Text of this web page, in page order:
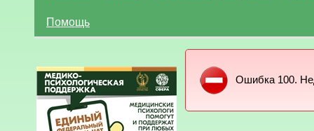
Помощь
Ошибка 100.